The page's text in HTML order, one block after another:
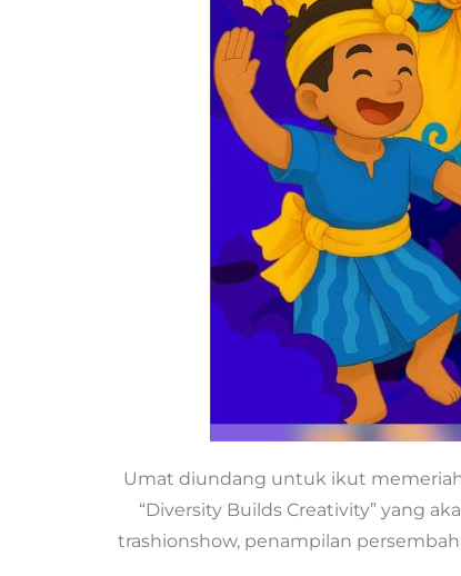
Umat diundang untuk ikut
“Diversity Builds Creativity” yang
trashionshow, penampilan